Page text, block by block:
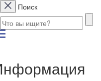
Поиск